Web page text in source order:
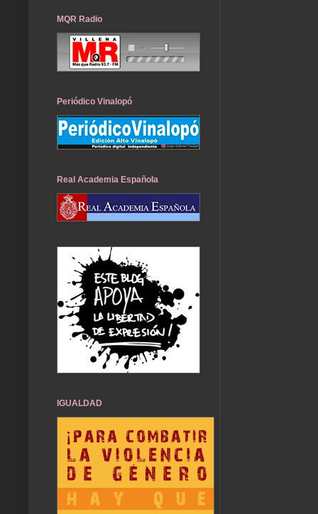
MQR Radio
Periódico Vinalopó
Real Academia Española
IGUALDAD